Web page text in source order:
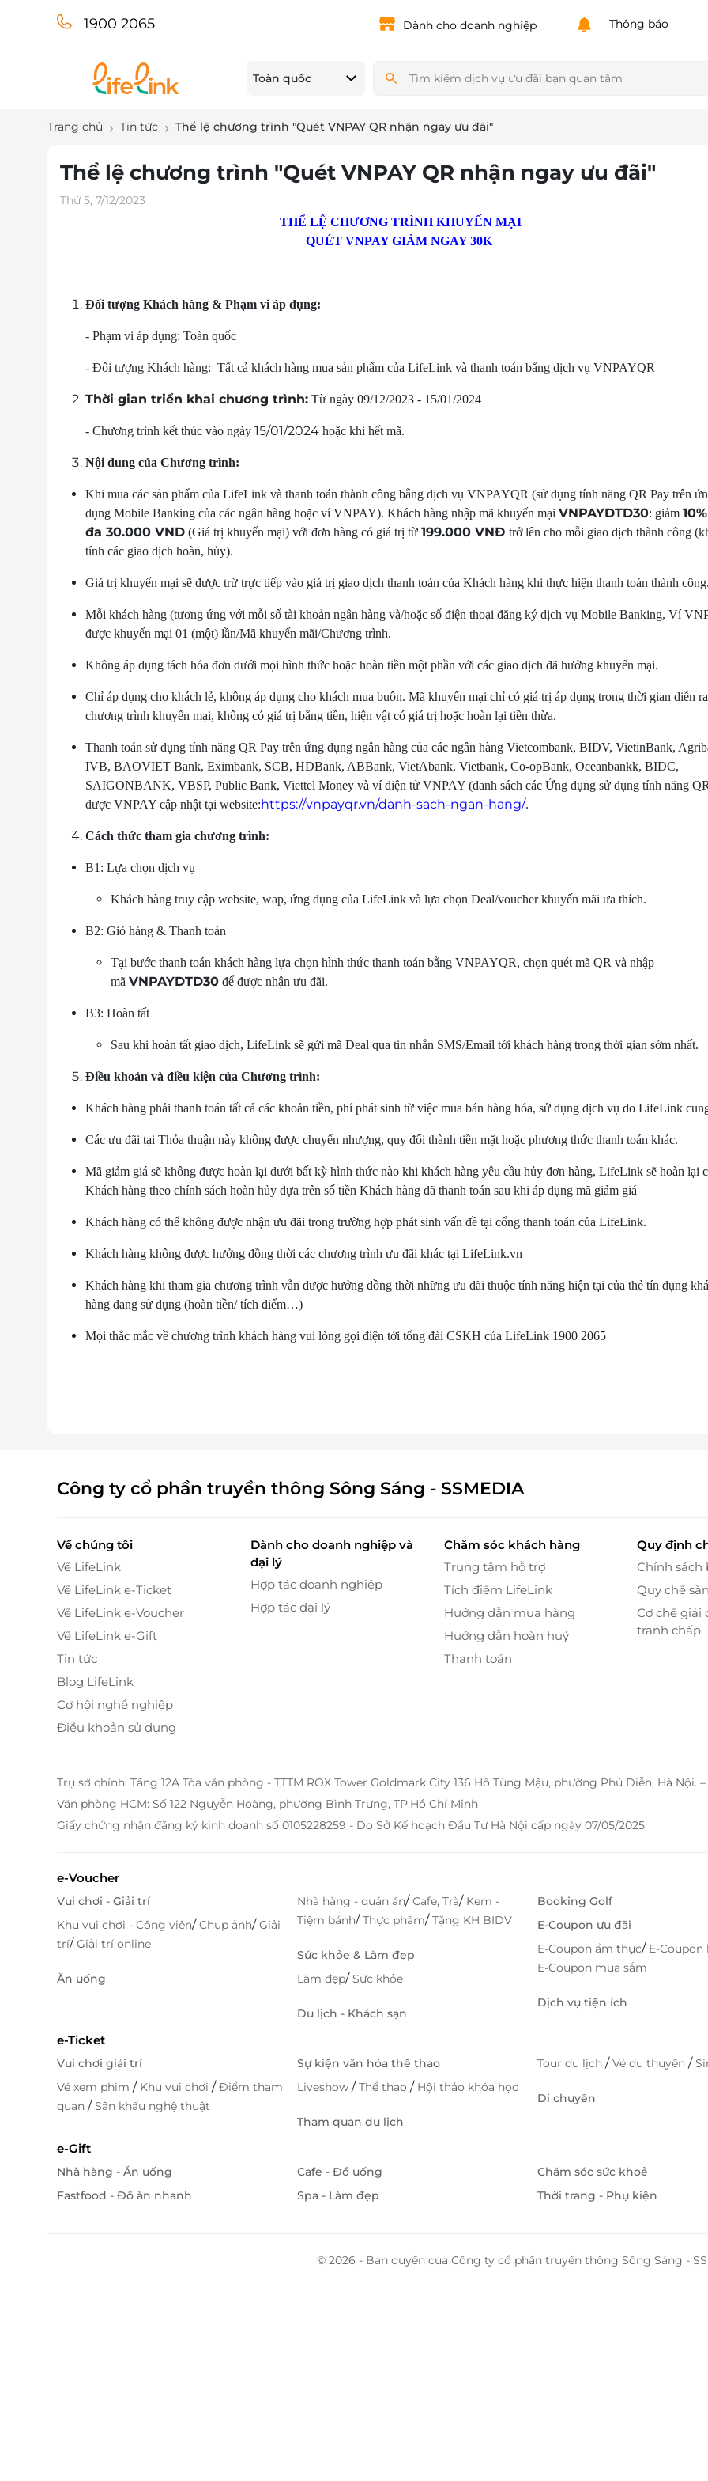
1900 2065 Dành cho doanh nghiệp Thông báo
Toàn quốc
Trang chủ Tin tức Thể lệ chương trình "Quét VNPAY QR nhận ngay ưu đãi"
Thể lệ chương trình "Quét VNPAY QR nhận ngay ưu đãi"
Thứ 5, 7/12/2023
THỂ LỆ CHƯƠNG TRÌNH KHUYẾN MẠI
QUÉT VNPAY GIẢM NGAY 30K
Đối tượng Khách hàng & Phạm vi áp dụng:
- Phạm vi áp dụng: Toàn quốc
- Đối tượng Khách hàng: Tất cả khách hàng mua sản phẩm của LifeLink và thanh toán bằng dịch vụ VNPAYQR
Thời gian triển khai chương trình: Từ ngày 09/12/2023 - 15/01/2024
- Chương trình kết thúc vào ngày 15/01/2024 hoặc khi hết mã.
Nội dung của Chương trình:
Khi mua các sản phẩm của LifeLink và thanh toán thành công bằng dịch vụ VNPAYQR (sử dụng tính năng QR Pay trên
dụng Mobile Banking của các ngân hàng hoặc ví VNPAY). Khách hàng nhập mã khuyến mại VNPAYDTD30: giảm
đa 30.000 VND (Giá trị khuyến mại) với đơn hàng có giá trị từ 199.000 VNĐ trở lên cho mỗi giao dịch thành công
tính các giao dịch hoàn, hủy).
Giá trị khuyến mại sẽ được trừ trực tiếp vào giá trị giao dịch thanh toán của Khách hàng khi thực hiện thanh toán thành công.
Mỗi khách hàng (tương ứng với mỗi số tài khoản ngân hàng và/hoặc số điện thoại đăng ký dịch vụ Mobile Banking, Ví
được khuyến mại 01 (một) lần/Mã khuyến mãi/Chương trình.
Không áp dụng tách hóa đơn dưới mọi hình thức hoặc hoàn tiền một phần với các giao dịch đã hưởng khuyến mại.
Chỉ áp dụng cho khách lẻ, không áp dụng cho khách mua buôn. Mã khuyến mại chỉ có giá trị áp dụng trong thời gian diễn ra
chương trình khuyến mại, không có giá trị bằng tiền, hiện vật có giá trị hoặc hoàn lại tiền thừa.
Thanh toán sử dụng tính năng QR Pay trên ứng dụng ngân hàng của các ngân hàng Vietcombank, BIDV, VietinBank,
IVB, BAOVIET Bank, Eximbank, SCB, HDBank, ABBank, VietAbank, Vietbank, Co-opBank, Oceanbankk, BIDC,
SAIGONBANK, VBSP, Public Bank, Viettel Money và ví điện tử VNPAY (danh sách các Ứng dụng sử dụng tính năng
được VNPAY cập nhật tại website:https://vnpayqr.vn/danh-sach-ngan-hang/.
Cách thức tham gia chương trình:
B1: Lựa chọn dịch vụ
Khách hàng truy cập website, wap, ứng dụng của LifeLink và lựa chọn Deal/voucher khuyến mãi ưa thích.
B2: Giỏ hàng & Thanh toán
Tại bước thanh toán khách hàng lựa chọn hình thức thanh toán bằng VNPAYQR, chọn quét mã QR và nhập
mã VNPAYDTD30 để được nhận ưu đãi.
B3: Hoàn tất
Sau khi hoàn tất giao dịch, LifeLink sẽ gửi mã Deal qua tin nhắn SMS/Email tới khách hàng trong thời gian sớm nhất.
Điều khoản và điều kiện của Chương trình:
Khách hàng phải thanh toán tất cả các khoản tiền, phí phát sinh từ việc mua bán hàng hóa, sử dụng dịch vụ do LifeLink
Các ưu đãi tại Thỏa thuận này không được chuyển nhượng, quy đổi thành tiền mặt hoặc phương thức thanh toán khác.
Mã giảm giá sẽ không được hoàn lại dưới bất kỳ hình thức nào khi khách hàng yêu cầu hủy đơn hàng, LifeLink sẽ hoàn lại
Khách hàng theo chính sách hoàn hủy dựa trên số tiền Khách hàng đã thanh toán sau khi áp dụng mã giảm giá
Khách hàng có thể không được nhận ưu đãi trong trường hợp phát sinh vấn đề tại cổng thanh toán của LifeLink.
Khách hàng không được hưởng đồng thời các chương trình ưu đãi khác tại LifeLink.vn
Khách hàng khi tham gia chương trình vẫn được hưởng đồng thời những ưu đãi thuộc tính năng hiện tại của thẻ tín dụng
hàng đang sử dụng (hoàn tiền/ tích điểm…)
Mọi thắc mắc về chương trình khách hàng vui lòng gọi điện tới tổng đài CSKH của LifeLink 1900 2065
Công ty cổ phần truyền thông Sông Sáng - SSMEDIA
Về chúng tôi
Về LifeLink
Về LifeLink e-Ticket
Về LifeLink e-Voucher
Về LifeLink e-Gift
Tin tức
Blog LifeLink
Cơ hội nghề nghiệp
Điều khoản sử dụng
Dành cho doanh nghiệp và
đại lý
Hợp tác doanh nghiệp
Hợp tác đại lý
Chăm sóc khách hàng
Trung tâm hỗ trợ
Tích điểm LifeLink
Hướng dẫn mua hàng
Hướng dẫn hoàn huỷ
Thanh toán
Quy định
Chính sách
Quy chế sàn
Cơ chế giải
tranh chấp
Trụ sở chính: Tầng 12A Tòa văn phòng - TTTM ROX Tower Goldmark City 136 Hồ Tùng Mậu, phường Phú Diễn, Hà Nội.
Văn phòng HCM: Số 122 Nguyễn Hoàng, phường Bình Trưng, TP.Hồ Chí Minh
Giấy chứng nhận đăng ký kinh doanh số 0105228259 - Do Sở Kế hoạch Đầu Tư Hà Nội cấp ngày 07/05/2025
e-Voucher
Vui chơi - Giải trí
Khu vui chơi - Công viên/Chụp ảnh/Giải
trí/Giải trí online
Ăn uống
Nhà hàng - quán ăn/Cafe, Trà/ Kem -
Tiệm bánh/Thực phẩm/Tặng KH BIDV
Sức khỏe & Làm đẹp
Làm đẹp/Sức khỏe
Du lịch - Khách sạn
Booking Golf
E-Coupon ưu đãi
E-Coupon ẩm thực/ E-Coupon
E-Coupon mua sắm
Dịch vụ tiện ích
e-Ticket
Vui chơi giải trí
Vé xem phim / Khu vui chơi /Điểm tham
quan /Sân khấu nghệ thuật
Sự kiện văn hóa thể thao
Liveshow /Thể thao / Hội thảo khóa học
Tham quan du lịch
Tour du lịch /Vé du thuyền /
Di chuyển
e-Gift
Nhà hàng - Ăn uống
Fastfood - Đồ ăn nhanh
Cafe - Đồ uống
Spa - Làm đẹp
Chăm sóc sức khoẻ
Thời trang - Phụ kiện
© 2026 - Bản quyền của Công ty cổ phần truyền thông Sông Sáng -